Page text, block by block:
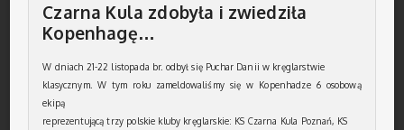
Czarna Kula zdobyła i zwiedziła
Kopenhagę…
W dniach 21-22 listopada br. odbył się Puchar Danii w kręglarstwie
klasycznym. W tym roku zameldowaliśmy się w Kopenhadze 6 osobową
ekipą
reprezentującą trzy polskie kluby kręglarskie: KS Czarna Kula Poznań, KS